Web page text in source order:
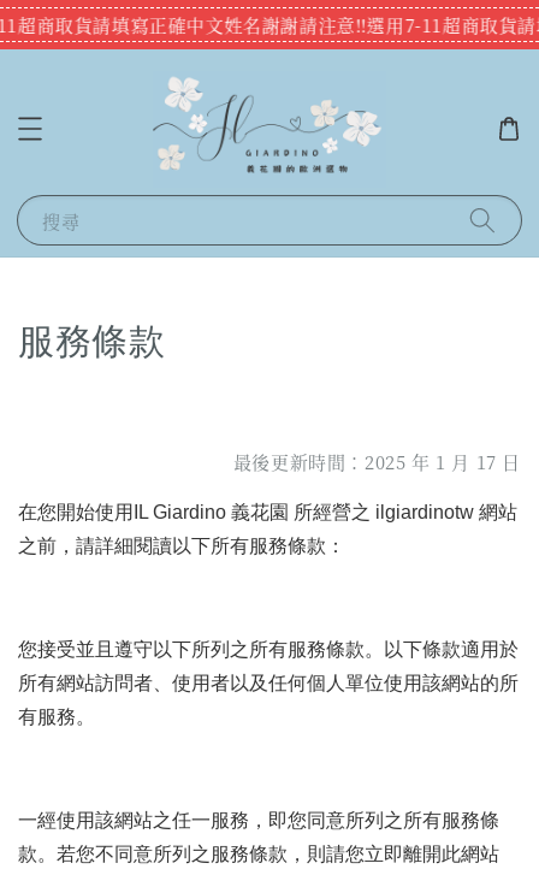
超商取貨請填寫正確中文姓名謝謝請注意‼️選用7-11超商取貨請
搜尋
服務條款
最後更新時間：2025 年 1 月 17 日
在您開始使用IL Giardino 義花園 所經營之 ilgiardinotw 網站
之前，請詳細閱讀以下所有服務條款：
您接受並且遵守以下所列之所有服務條款。以下條款適用於
所有網站訪問者、使用者以及任何個人單位使用該網站的所
有服務。
一經使用該網站之任一服務，即您同意所列之所有服務條
款。若您不同意所列之服務條款，則請您立即離開此網站